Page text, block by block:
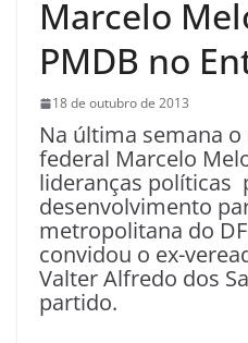
Marcelo
PMDB no
18 de outubro de 2013
Na última semana
federal Marcelo
lideranças políticas
desenvolvimento
metropolitana do
convidou o ex-
Valter Alfredo dos
partido.